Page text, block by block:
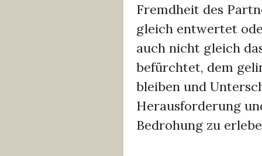
Fremdheit des
gleich entwertet
auch nicht gleich
befürchtet, dem
bleiben und
Herausforderung
Bedrohung zu